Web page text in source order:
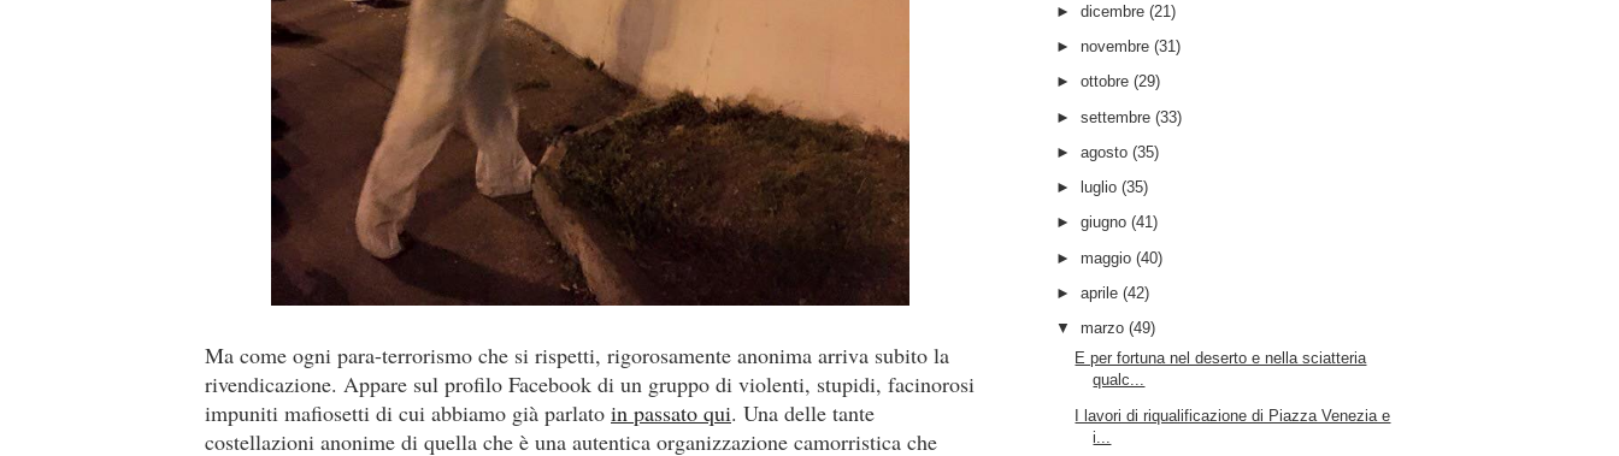
Ma come ogni para-terrorismo che si rispetti, rigorosamente anonima arriva subito la
rivendicazione. Appare sul profilo Facebook di un gruppo di violenti, stupidi, facinorosi
impuniti mafiosetti di cui abbiamo già parlato in passato qui. Una delle tante
costellazioni anonime di quella che è una autentica organizzazione camorristica che
► dicembre (21)
► novembre (31)
► ottobre (29)
► settembre (33)
► agosto (35)
►
luglio (35)
► giugno (41)
► maggio (40)
► aprile (42)
▼ marzo (49)
E per fortuna nel deserto e nella sciatteria
qualc...
I lavori di riqualificazione di Piazza Venezia e
i...